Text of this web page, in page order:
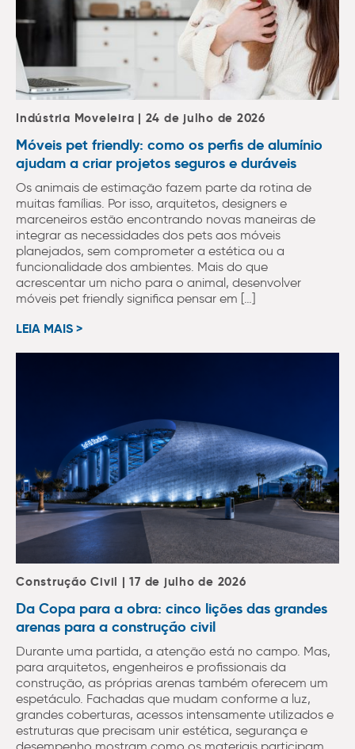
Indústria Moveleira | 24 de julho de 2026
Móveis pet friendly: como os perfis de alumínio
ajudam a criar projetos seguros e duráveis
Os animais de estimação fazem parte da rotina de
muitas famílias. Por isso, arquitetos, designers e
marceneiros estão encontrando novas maneiras de
integrar as necessidades dos pets aos móveis
planejados, sem comprometer a estética ou a
funcionalidade dos ambientes. Mais do que
acrescentar um nicho para o animal, desenvolver
móveis pet friendly significa pensar em […]
LEIA MAIS >
Construção Civil | 17 de julho de 2026
Da Copa para a obra: cinco lições das grandes
arenas para a construção civil
Durante uma partida, a atenção está no campo. Mas,
para arquitetos, engenheiros e profissionais da
construção, as próprias arenas também oferecem um
espetáculo. Fachadas que mudam conforme a luz,
grandes coberturas, acessos intensamente utilizados e
estruturas que precisam unir estética, segurança e